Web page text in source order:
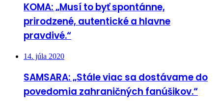
KOMA: „Musí to byť spontánne,
prirodzené, autentické a hlavne
pravdivé.“
14. júla 2020
SAMSARA: „Stále viac sa dostávame do
povedomia zahraničných fanúšikov.“